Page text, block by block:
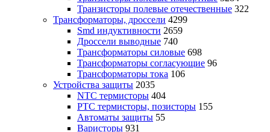
Транзисторы полевые отечественные 322
Трансформаторы, дроссели 4299
Smd индуктивности 2659
Дроссели выводные 740
Трансформаторы силовые 698
Трансформаторы согласующие 96
Трансформаторы тока 106
Устройства защиты 2035
NTC термисторы 404
PTC термисторы, позисторы 155
Автоматы защиты 55
Варисторы 931